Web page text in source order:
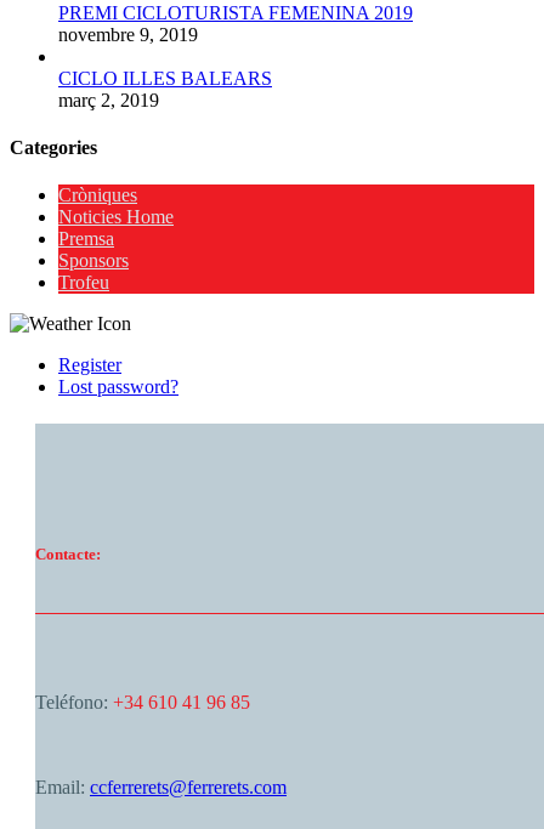
PREMI CICLOTURISTA FEMENINA 2019
novembre 9, 2019
CICLO ILLES BALEARS
març 2, 2019
Categories
Cròniques
Noticies Home
Premsa
Sponsors
Trofeu
Register
Lost password?
Contacte:
Teléfono: +34 610 41 96 85
Email: ccferrerets@ferrerets.com